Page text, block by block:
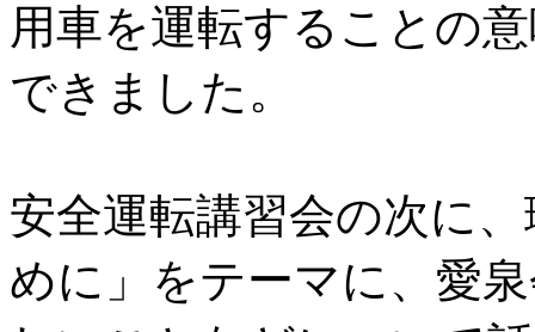
用車を運転することの
できました。
安全運転講習会の次に
めに」をテーマに、愛